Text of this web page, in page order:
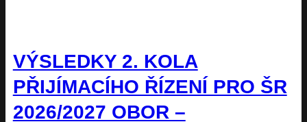
VÝSLEDKY 2. KOLA
PŘIJÍMACÍHO ŘÍZENÍ PRO ŠR
2026/2027 OBOR –